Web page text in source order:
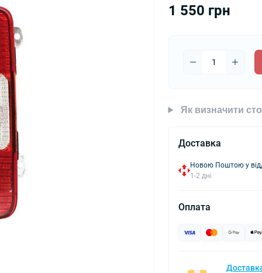
1 550 грн
Як визначити
Доставка
Новою Поштою у
1-2 дні
Оплата